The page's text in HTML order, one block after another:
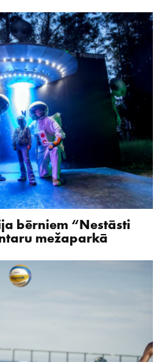
bērniem “Nestāsti
mežaparkā